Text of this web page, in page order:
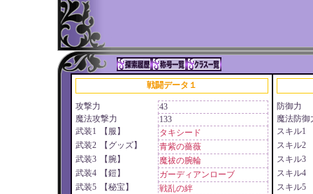
戦闘データ１
攻撃力
43
魔法攻撃力
133
武装1
【服】
タキシード
武装2
【グッズ】
青紫の薔薇
武装3
【腕】
魔祓の腕輪
武装4
【鎧】
ガーディアンローブ
武装5
【秘宝】
戦乱の絆
防御力
魔法防御
スキル1
スキル2
スキル3
スキル4
スキル5